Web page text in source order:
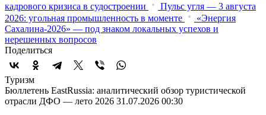
кадрового кризиса в судостроении
Пульс угля — 3 августа
2026: угольная промышленность в моменте
«Энергия
Сахалина-2026» — под знаком локальных успехов и
нерешенных вопросов
Поделиться
Туризм
Бюллетень EastRussia: аналитический обзор туристической
отрасли ДФО — лето 2026 31.07.2026 00:30